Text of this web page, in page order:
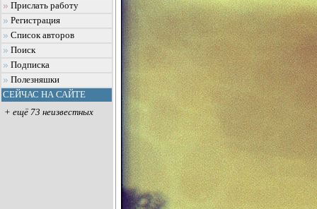
Прислать работу
Регистрация
Список авторов
Поиск
Подписка
Полезняшки
СЕЙЧАС НА САЙТЕ
+ ещё 73 неизвестных